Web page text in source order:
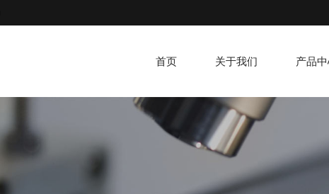
首页 关于我们 产品